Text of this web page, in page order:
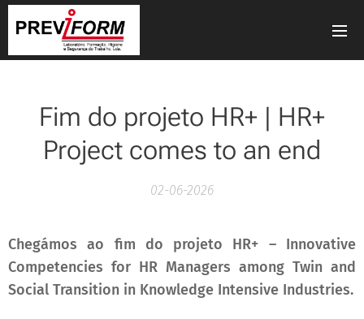
Fim do projeto HR+ | HR+
Project comes to an end
02-06-2026
Chegámos ao fim do projeto HR+ – Innovative
Competencies for HR Managers among Twin and
Social Transition in Knowledge Intensive Industries.